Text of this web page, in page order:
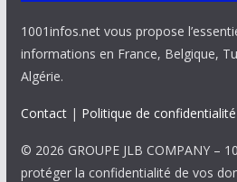
1001infos.net vous propose
informations en France, Belgique,
Algérie.
Contact| Politique de confidentialité
© 2026 GROUPE JLB COMPANY –
protéger la confidentialité de vos